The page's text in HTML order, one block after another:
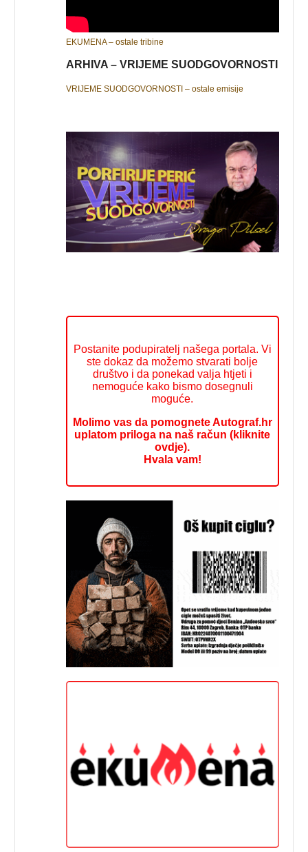
EKUMENA – ostale tribine
ARHIVA – VRIJEME SUODGOVORNOSTI
VRIJEME SUODGOVORNOSTI – ostale emisije
Postanite podupiratelj našega portala. Vi
ste dokaz da možemo stvarati bolje
društvo i da ponekad valja htjeti i
nemoguće kako bismo dosegnuli
moguće.
Molimo vas da pomognete Autograf.hr
uplatom priloga na naš račun (kliknite
ovdje).
Hvala vam!